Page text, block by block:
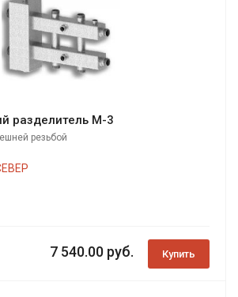
разделитель М-3
резьбой
7 540.00 руб. Купить